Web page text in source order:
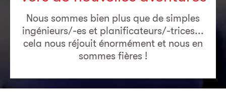
Nous sommes bien plus que de simples
ingénieurs/-es et planificateurs/-trices...
cela nous réjouit énormément et nous en
sommes fières !